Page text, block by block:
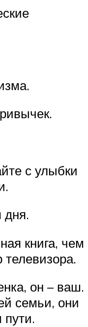
с улыбки
книга, чем
он – ваш.
семьи, они